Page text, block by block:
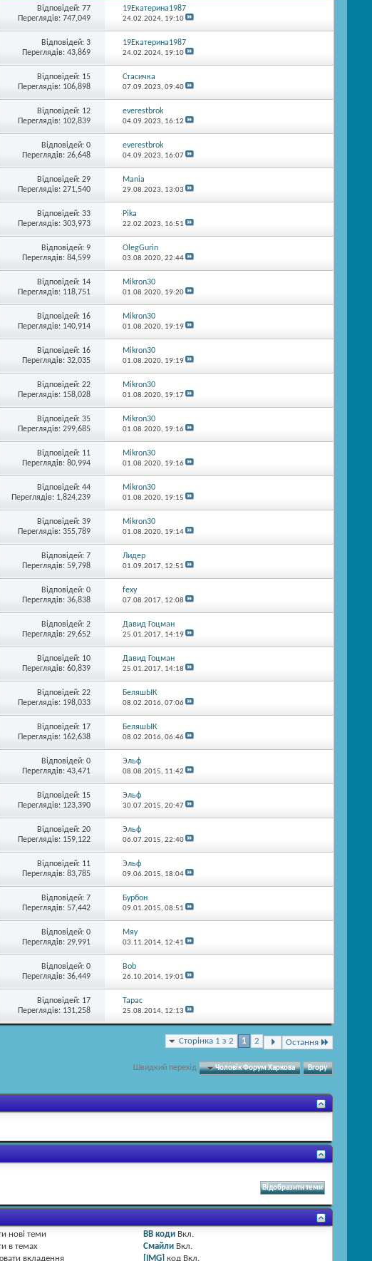
Відповідей:77
Переглядів: 747,049
19Екатерина1987
24.02.2024, 19:10
Відповідей:3
Переглядів: 43,869
19Екатерина1987
24.02.2024, 19:10
Відповідей: 15
Переглядів: 106,898
Стасичка
07.09.2023, 09:40
Відповідей: 12
Переглядів: 102,839
everestbrok
04.09.2023, 16:12
Відповідей:0
Переглядів: 26,648
everestbrok
04.09.2023, 16:07
Відповідей:29
Переглядів: 271,540
Mania
29.08.2023, 13:03
Відповідей:33
Переглядів: 303,973
Pika
22.02.2023, 16:51
Відповідей:9
Переглядів: 84,599
OlegGurin
03.08.2020, 22:44
Відповідей: 14
Переглядів: 118,751
Mikron30
01.08.2020, 19:20
Відповідей: 16
Переглядів: 140,914
Mikron30
01.08.2020, 19:19
Відповідей: 16
Переглядів: 32,035
Mikron30
01.08.2020, 19:19
Відповідей:22
Переглядів: 158,028
Mikron30
01.08.2020, 19:17
Відповідей:35
Переглядів: 299,685
Mikron30
01.08.2020, 19:16
Відповідей: 11
Переглядів: 80,994
Mikron30
01.08.2020, 19:16
Відповідей:44
Переглядів: 1,824,239
Mikron30
01.08.2020, 19:15
Відповідей:39
Переглядів: 355,789
Mikron30
01.08.2020, 19:14
Відповідей:7
Переглядів: 59,798
Лидер
01.09.2017, 12:51
Відповідей:0
Переглядів: 36,838
fexy
07.08.2017, 12:08
Відповідей:2
Переглядів: 29,652
Давид Гоцман
25.01.2017, 14:19
Відповідей: 10
Переглядів: 60,839
Давид Гоцман
25.01.2017, 14:18
Відповідей:22
Переглядів: 198,033
БеляшЫК
08.02.2016, 07:06
Відповідей: 17
Переглядів: 162,638
БеляшЫК
08.02.2016, 06:46
Відповідей:0
Переглядів: 43,471
Эльф
08.08.2015, 11:42
Відповідей: 15
Переглядів: 123,390
Эльф
30.07.2015, 20:47
Відповідей:20
Переглядів: 159,122
Эльф
06.07.2015, 22:40
Відповідей: 11
Переглядів: 83,785
Эльф
09.06.2015, 18:04
Відповідей:7
Переглядів: 57,442
Бурбон
09.01.2015, 08:51
Відповідей:0
Переглядів: 29,991
Мяу
03.11.2014, 12:41
Відповідей:0
Переглядів: 36,449
Bob
26.10.2014, 19:01
Відповідей: 17
Переглядів: 131,258
Тарас
25.08.2014, 12:13
Сторінка 1 з 2 1 2 Остання
Швидкий перехід Чоловік Форум Харкова Вгору
нові теми
в темах
вкладення
BB коди Вкл.
Смайли Вкл.
[IMG] код Вкл.